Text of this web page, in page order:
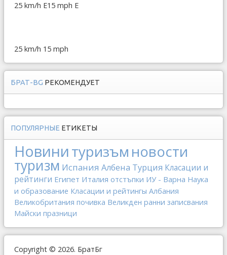
25 km/h E15 mph E
25 km/h 15 mph
БРАТ-BG РЕКОМЕНДУЕТ
ПОПУЛЯРНЫЕ ЕТИКЕТЫ
Новинитуризъм новости
туризм Испания Албена Турция Класации и
рейтинги Египет Италия отстъпки ИУ - Варна Наука
и образование Класации и рейтингы Албания
Великобритания почивка Великден ранни записвания
Майски празници
Copyright © 2026. БратБг